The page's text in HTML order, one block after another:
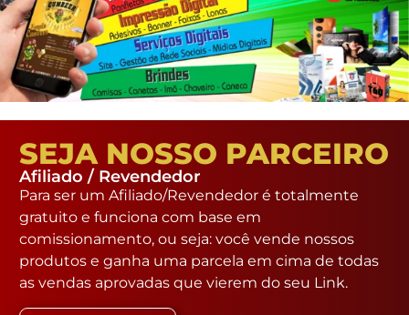
SEJA NOSSO PARCEIRO
Afiliado / Revendedor
Para ser um Afiliado/Revendedor é totalmente
gratuito e funciona com base em
comissionamento, ou seja: você vende nossos
produtos e ganha uma parcela em cima de todas
as vendas aprovadas que vierem do seu Link.